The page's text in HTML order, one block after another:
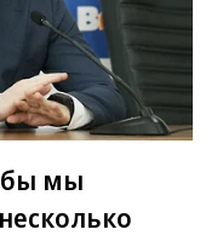
мы